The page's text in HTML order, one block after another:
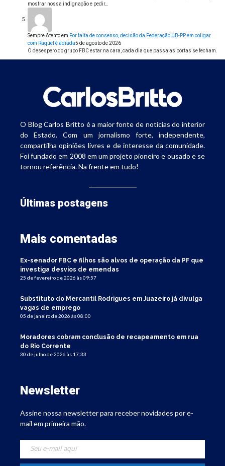
mostrar nossa indignação e pedir…
Sempre Atentoem Por falta de consenso, decisão da Federação UB-PP em coligar
com Raquel é adiada5 de agosto de 2026
O desespero do grupo FBC estar na cara, cada dia que passa as portas se fecham.
O Blog Carlos Britto é a maior fonte de notícias do interior
do Estado. Com um jornalismo forte, independente,
compartilha opiniões livres e de interesse da comunidade.
Foi fundado em 2008 em um projeto pioneiro e ousado e se
tornou referência. Na frente em tudo!
Últimas postagens
Mais comentadas
Ex-senador FBC e filhos são alvos de operação da PF que
investiga desvios de emendas
25 de fevereiro de 2026 às 09:57
Substituto do Mercantil Rodrigues em Juazeiro já divulga
vagas de emprego
05 de janeiro de 2026 às 08:00
Moradores cobram conclusão de recapeamento em rua
do Rio Corrente
30 de julho de 2026 às 17:33
Newsletter
Assine nossa newsletter para receber novidades por e-
mail em primeira mão.